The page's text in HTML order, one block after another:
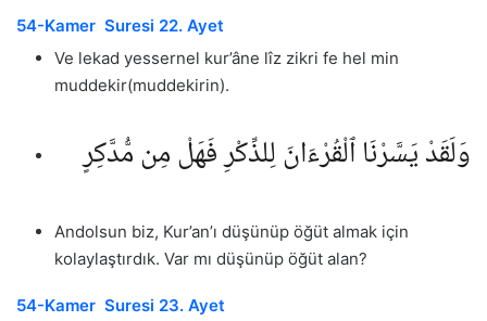
54-Kamer Suresi 22. Ayet
Ve lekad yessernel kur’âne lîz zikri fe hel min
muddekir(muddekirin).
وَلَقَدْ يَسَّرْنَا ٱلْقُرْءَانَ لِلذِّكْرِ فَهَلْ مِن مُّدَّكِرٍ
Andolsun biz, Kur’an’ı düşünüp öğüt almak için
kolaylaştırdık. Var mı düşünüp öğüt alan?
54-Kamer Suresi 23. Ayet